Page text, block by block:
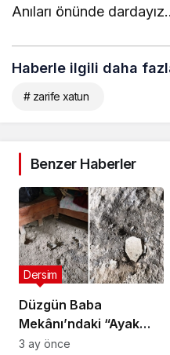
Anıları önünde dardayız..
Haberle ilgili daha
# zarife xatun
Benzer Haberler
Düzgün Baba
Mekânı’ndaki “Ayak
İzleri” Tahrip Edildi
Dersim
3 ay önce